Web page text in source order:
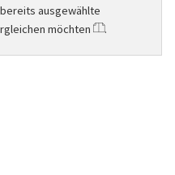
ausgewählte
möchten
.